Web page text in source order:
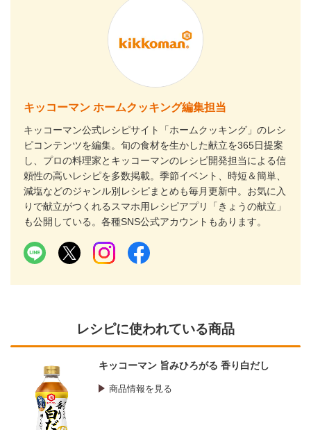
キッコーマン ホームクッキング編集担当
キッコーマン公式レシピサイト「ホームクッキング」のレシ
ピコンテンツを編集。旬の食材を生かした献立を365日提案
し、プロの料理家とキッコーマンのレシピ開発担当による信
頼性の高いレシピを多数掲載。季節イベント、時短＆簡単、
減塩などのジャンル別レシピまとめも毎月更新中。お気に入
りで献立がつくれるスマホ用レシピアプリ「きょうの献立」
も公開している。各種SNS公式アカウントもあります。
レシピに使われている商品
キッコーマン 旨みひろがる 香り白だし
商品情報を見る